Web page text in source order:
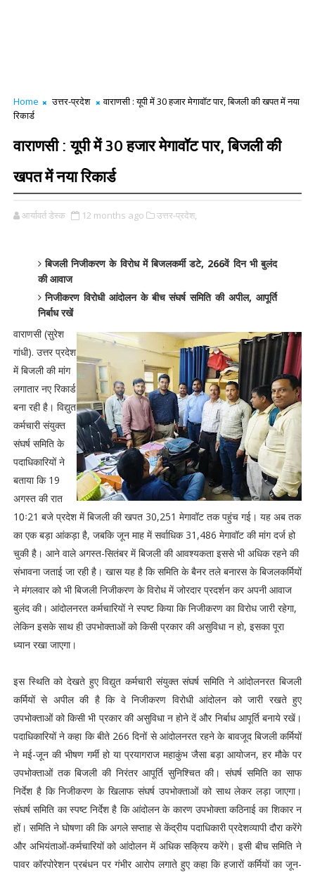
Home उत्तर-प्रदेश
वाराणसी : यूपी में 30 हजार मेगावॉट पार, बिजली की खपत में नया
रिकार्ड
वाराणसी : यूपी में 30 हजार मेगावॉट पार, बिजली की
खपत में नया रिकार्ड
आर्यावर्त डेस्क 12 months ago उत्तर-प्रदेश,
बिजली निजीकरण के विरोध में बिजलकर्मी डटे, 266वें दिन भी बुलंद
की आवाज
निजीकरण विरोधी आंदोलन के बीच संघर्ष समिति की अपील, आपूर्ति
निर्बाध रखें
वाराणसी (सुरेश
गांधी). उत्तर प्रदेश
में बिजली की मांग
लगातार नए रिकार्ड
बना रही है। विद्युत
कर्मचारी संयुक्त
संघर्ष समिति के
पदाधिकारियों ने
बताया कि 19
अगस्त की रात
10ः21 बजे प्रदेश में बिजली की खपत 30,251 मेगावॉट तक पहुंच गई। यह अब तक
का एक बड़ा आंकड़ा है, जबकि जून माह में सर्वाधिक 31,486 मेगावॉट की मांग दर्ज हो
चुकी है। आने वाले अगस्त-सितंबर में बिजली की आवश्यकता इससे भी अधिक रहने की
संभावना जताई जा रही है। खास यह है कि समिति के बैनर तले बनारस के बिजलकर्मियों
ने मंगलवार को भी बिजली निजीकरण के विरोध में जोरदार प्रदर्शन कर अपनी आवाज
बुलंद की। आंदोलनरत कर्मचारियों ने स्पष्ट किया कि निजीकरण का विरोध जारी रहेगा,
लेकिन इसके साथ ही उपभोक्ताओं को किसी प्रकार की असुविधा न हो, इसका पूरा
ध्यान रखा जाएगा।
इस स्थिति को देखते हुए विद्युत कर्मचारी संयुक्त संघर्ष समिति ने आंदोलनरत बिजली
कर्मियों से अपील की है कि वे निजीकरण विरोधी आंदोलन को जारी रखते हुए
उपभोक्ताओं को किसी भी प्रकार की असुविधा न होने दें और निर्बाध आपूर्ति बनाये रखें।
पदाधिकारियों ने कहा कि बीते 266 दिनों से आंदोलनरत रहने के बावजूद बिजली कर्मियों
ने मई-जून की भीषण गर्मी हो या प्रयागराज महाकुंभ जैसा बड़ा आयोजन, हर मौके पर
उपभोक्ताओं तक बिजली की निरंतर आपूर्ति सुनिश्चित की। संघर्ष समिति का साफ
निर्देश है कि निजीकरण के खिलाफ संघर्ष उपभोक्ताओं को साथ लेकर लड़ा जाएगा।
संघर्ष समिति का स्पष्ट निर्देश है कि आंदोलन के कारण उपभोक्ता कठिनाई का शिकार न
हों। समिति ने घोषणा की कि अगले सप्ताह से केंद्रीय पदाधिकारी प्रदेशव्यापी दौरा करेंगे
और अभियंताओं-कर्मचारियों को आंदोलन में अधिक सक्रिय करेंगे। इसी बीच समिति ने
पावर कॉरपोरेशन प्रबंधन पर गंभीर आरोप लगाते हुए कहा कि हजारों कर्मियों का जून-